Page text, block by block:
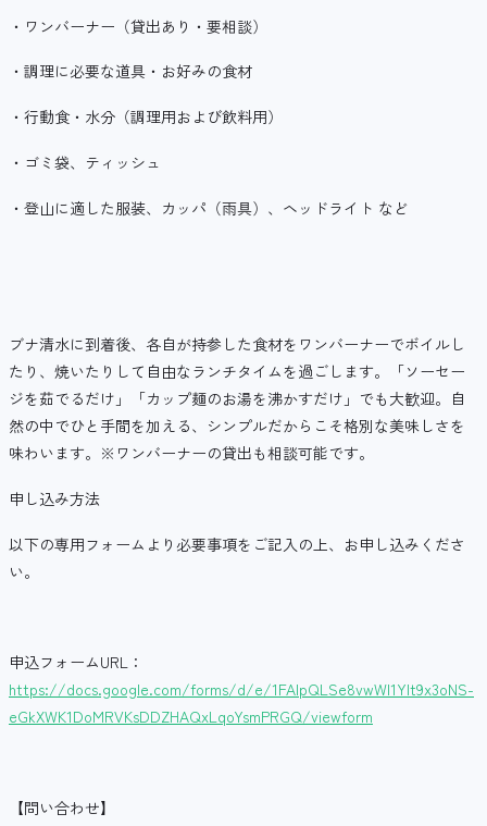
・ワンバーナー（貸出あり・要相談）
・調理に必要な道具・お好みの食材
・行動食・水分（調理用および飲料用）
・ゴミ袋、ティッシュ
・登山に適した服装、カッパ（雨具）、ヘッドライト など
ブナ清水に到着後、各自が持参した食材をワンバーナーでボイルし
たり、焼いたりして自由なランチタイムを過ごします。「ソーセー
ジを茹でるだけ」「カップ麺のお湯を沸かすだけ」でも大歓迎。自
然の中でひと手間を加える、シンプルだからこそ格別な美味しさを
味わいます。※ワンバーナーの貸出も相談可能です。
申し込み方法
以下の専用フォームより必要事項をご記入の上、お申し込みくださ
い。
申込フォームURL：
https://docs.google.com/forms/d/e/1FAIpQLSe8vwWI1Ylt9x3oNS-
eGkXWK1DoMRVKsDDZHAQxLqoYsmPRGQ/viewform
【問い合わせ】